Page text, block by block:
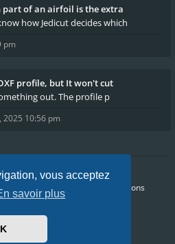
vous acceptez
savoir plus
part of an airfoil is the extra
how Jedicut decides which
pm
profile, but It won't cut
out. The profile p
2025 10:56 pm
Confidentialité
Conditions
août 08, 2026 12:17 pm